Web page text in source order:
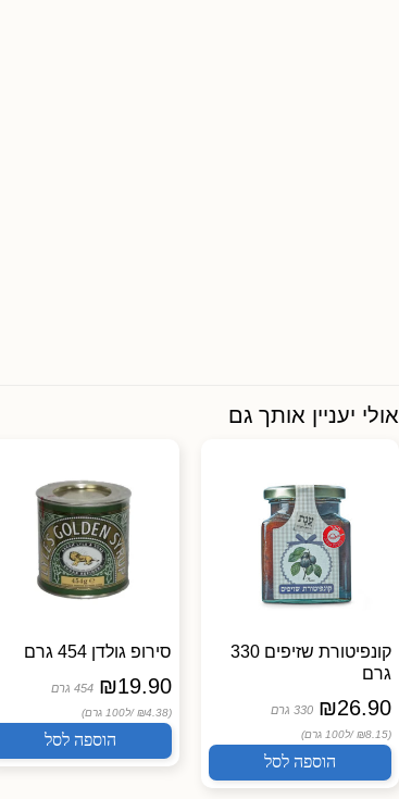
אולי יעניין אותך גם
קונפיטורת שזיפים 330
גרם
₪26.90 330 גרם
(₪8.15 / ל100 גרם)
הוספה לסל
סירופ גולדן 454 גרם
₪19.90 454 גרם
(₪4.38 / ל100 גרם)
הוספה לסל